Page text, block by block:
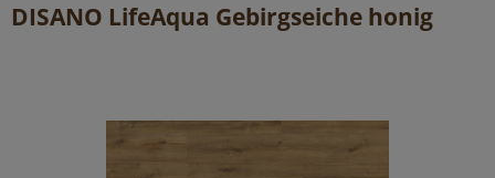
DISANO LifeAqua Gebirgseiche honig